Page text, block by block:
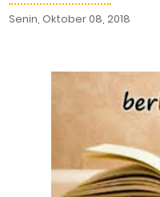
Senin, Oktober 08, 2018